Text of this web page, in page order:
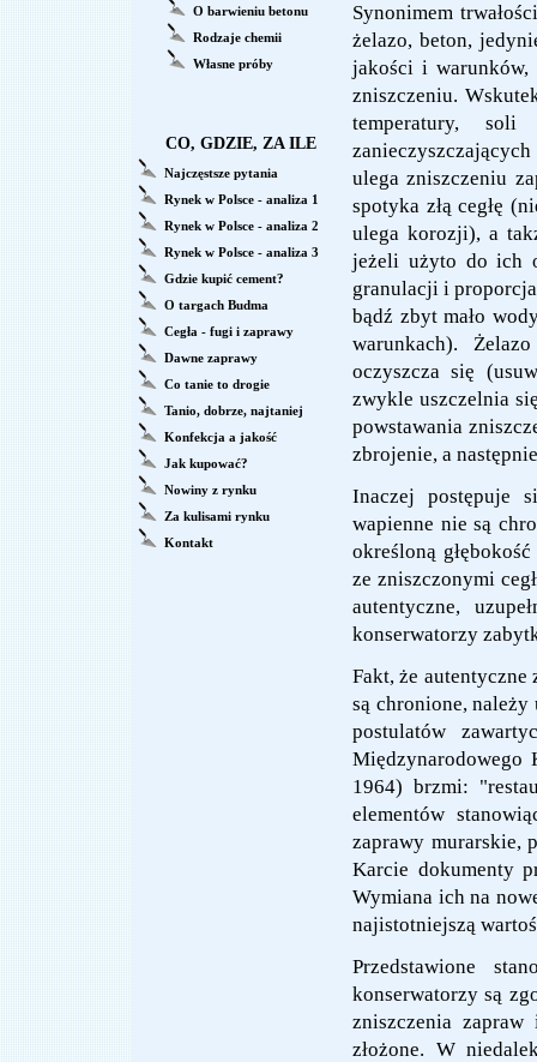
O barwieniu betonu
Rodzaje chemii
Własne próby
CO, GDZIE, ZA ILE
Najczęstsze pytania
Rynek w Polsce - analiza 1
Rynek w Polsce - analiza 2
Rynek w Polsce - analiza 3
Gdzie kupić cement?
O targach Budma
Cegła - fugi i zaprawy
Dawne zaprawy
Co tanie to drogie
Tanio, dobrze, najtaniej
Konfekcja a jakość
Jak kupować?
Nowiny z rynku
Za kulisami rynku
Kontakt
Synonimem
żelazo, beton,
jakości i warunków,
zniszczeniu.
temperatury, soli
ulega zniszczeniu
spotyka złą cegłę
ulega korozji), a
jeżeli użyto do ich
granulacji i
bądź zbyt mało
warunkach).
oczyszcza się
zwykle uszczelnia
powstawania
zbrojenie, a
Inaczej postępuje
wapienne nie są
określoną
ze zniszczonymi
autentyczne,
konserwatorzy
Fakt, że autentyczne
są chronione, należy
postulatów
Międzynarodowego
1964) brzmi:
elementów
zaprawy murarskie,
Karcie dokumenty
Wymiana ich na
najistotniejszą
Przedstawione
konserwatorzy są
zniszczenia
złożone. W